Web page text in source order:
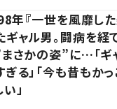
年『一世を風靡した
ギャル男。闘病を経
さかの姿”に…「ギャ
ぎる」「今も昔もかっ
」